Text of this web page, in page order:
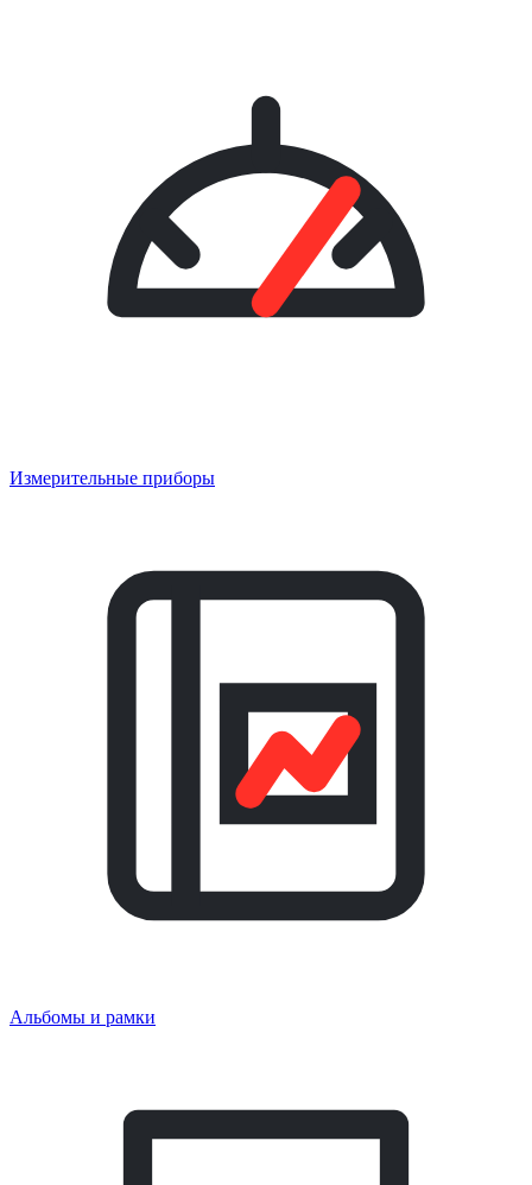
Измерительные приборы
Альбомы и рамки